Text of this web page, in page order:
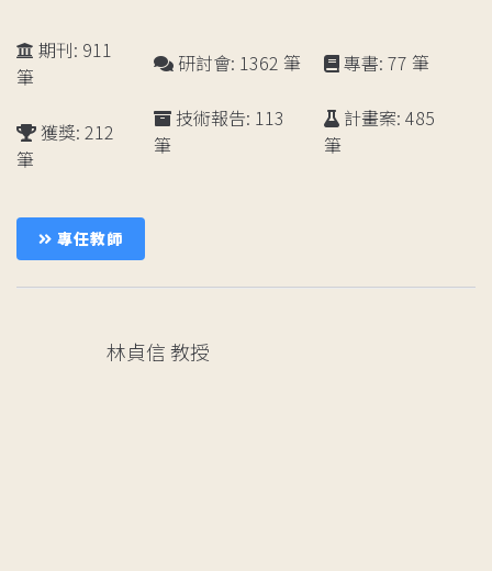
期刊: 911
筆
獲獎: 212
筆
研討會: 1362 筆
技術報告: 113
筆
專書: 77 筆
計畫案: 485
筆
成
員
專任教師
林貞信教授